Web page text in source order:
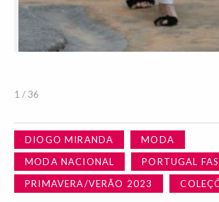
1 / 36
DIOGO MIRANDA
MODA
MODA NACIONAL
PORTUGAL
PRIMAVERA/VERÃO 2023